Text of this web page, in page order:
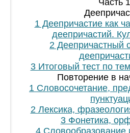
Часть 1
1 Деепричастие как
деепричастий.
2 Деепричастный
3 Итоговый тест по
Повторение в
1 Словосочетание,
2 Лексика,
3 Фонетика,
4